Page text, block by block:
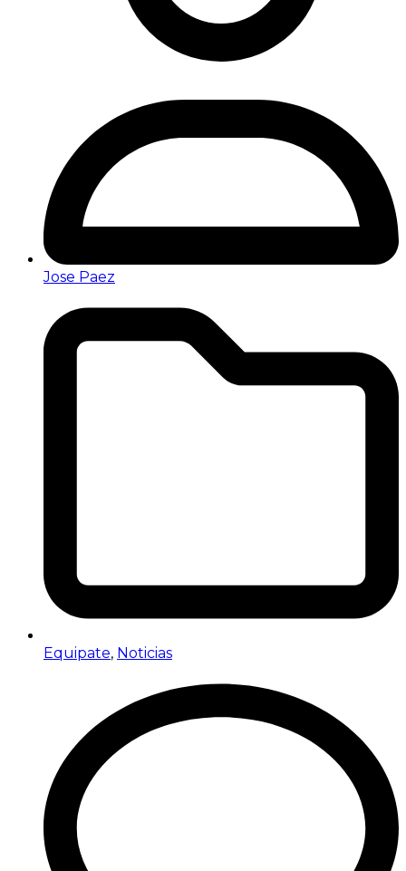
Jose Paez
Equipate, Noticias